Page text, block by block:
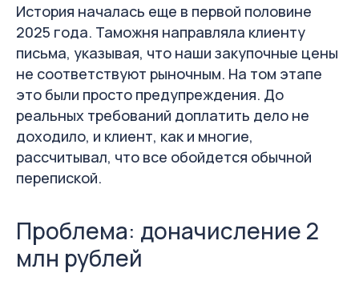
История началась еще в первой половине
2025 года. Таможня направляла клиенту
письма, указывая, что наши закупочные цены
не соответствуют рыночным. На том этапе
это были просто предупреждения. До
реальных требований доплатить дело не
доходило, и клиент, как и многие,
рассчитывал, что все обойдется обычной
перепиской.
Проблема: доначисление 2
млн рублей